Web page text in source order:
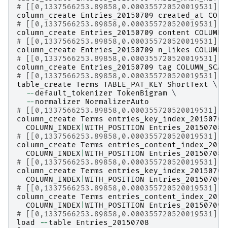
#
column_create
Entries_20150709 created_at
#
column_create
Entries_20150709 content
#
column_create
Entries_20150709 n_likes
#
column_create
Entries_20150709 tag
#
table_create Terms TABLE_PAT_KEY ShortText \
-- default_tokenizer TokenBigram \
-- normalizer
NormalizerAuto
#
column_create Terms entries_key_index_20150708
COLUMN_INDEX WITH_POSITION Entries_20150708
#
column_create Terms
COLUMN_INDEX WITH_POSITION Entries_20150708
#
column_create Terms entries_key_index_20150709
COLUMN_INDEX WITH_POSITION Entries_20150709
#
column_create Terms
COLUMN_INDEX WITH_POSITION Entries_20150709
#
load
-- table
Entries_20150708